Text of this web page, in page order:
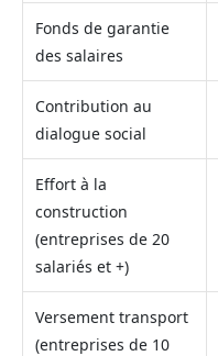
Fonds de garantie
des salaires
Contribution au
dialogue social
Effort à la
construction
(entreprises de 20
salariés et +)
Versement transport
(entreprises de 10